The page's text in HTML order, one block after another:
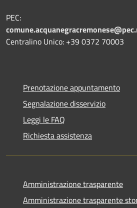
PEC:
Centralino Unico: +39 0372 70003
Prenotazione appuntamento
Segnalazione disservizio
Leggi le FAQ
Richiesta assistenza
Amministrazione trasparente
Amministrazione trasparente